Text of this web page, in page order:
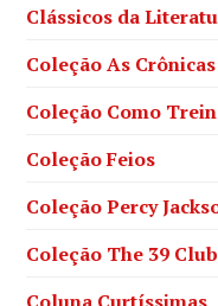
Clássicos da
Coleção As
Coleção Como
Coleção Feios
Coleção Percy
Coleção The 39 Club